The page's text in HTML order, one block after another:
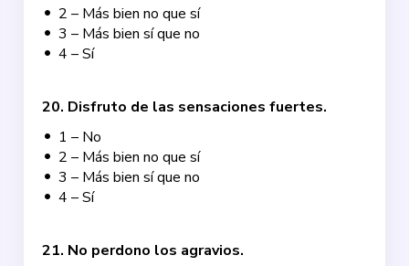
2 – Más bien no que sí
3 – Más bien sí que no
4 – Sí
20. Disfruto de las sensaciones fuertes.
1 – No
2 – Más bien no que sí
3 – Más bien sí que no
4 – Sí
21. No perdono los agravios.